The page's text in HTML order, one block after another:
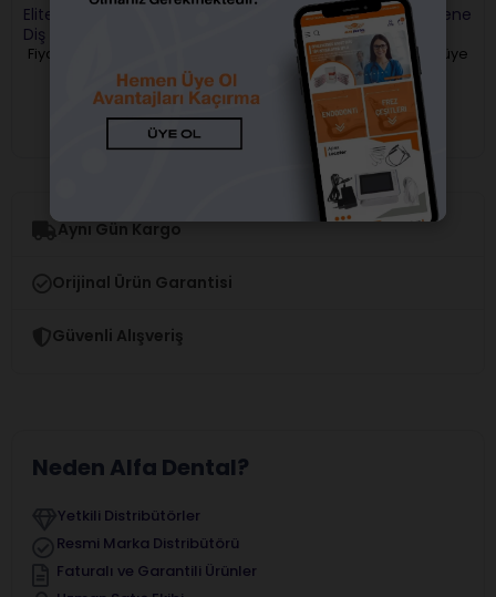
Elite Fantom Çene Yedek
Diş Seti
Fiyatları görebilmek için üye
girişi yapmalısınız.
Omega Plus Fantom Çene
Yedek Tekli Dişler 32 Lik
Fiyatları görebilmek için üye
girişi yapmalısınız.
Aynı Gün Kargo
Orijinal Ürün Garantisi
Güvenli Alışveriş
Neden Alfa Dental?
Yetkili Distribütörler
Resmi Marka Distribütörü
Faturalı ve Garantili Ürünler